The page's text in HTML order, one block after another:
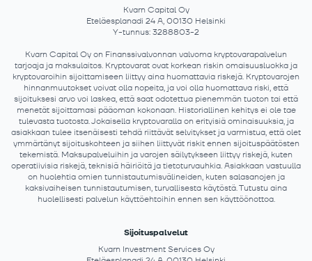
Kvarn Capital Oy
Eteläesplanadi 24 A, 00130 Helsinki
Y-tunnus: 3288803-2
Kvarn Capital Oy on Finanssivalvonnan valvoma kryptovarapalvelun
tarjoaja ja maksulaitos. Kryptovarat ovat korkean riskin omaisuusluokka ja
kryptovaroihin sijoittamiseen liittyy aina huomattavia riskejä. Kryptovarojen
hinnanmuutokset voivat olla nopeita, ja voi olla huomattava riski, että
sijoituksesi arvo voi laskea, että saat odotettua pienemmän tuoton tai että
menetät sijoittamasi pääoman kokonaan. Historiallinen kehitys ei ole tae
tulevasta tuotosta. Jokaisella kryptovaralla on erityisiä ominaisuuksia, ja
asiakkaan tulee itsenäisesti tehdä riittävät selvitykset ja varmistua, että olet
ymmärtänyt sijoituskohteen ja siihen liittyvät riskit ennen sijoituspäätösten
tekemistä. Maksupalveluihin ja varojen säilytykseen liittyy riskejä, kuten
operatiivisia riskejä, teknisiä häiriöitä ja tietoturvauhkia. Asiakkaan vastuulla
on huolehtia omien tunnistautumisvälineiden, kuten salasanojen ja
kaksivaiheisen tunnistautumisen, turvallisesta käytöstä. Tutustu aina
huolellisesti palvelun käyttöehtoihin ennen sen käyttöönottoa.
Sijoituspalvelut
Kvarn Investment Services Oy